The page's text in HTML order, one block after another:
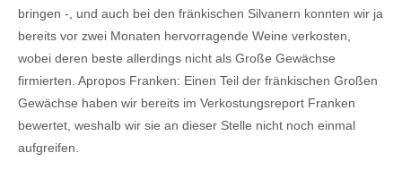
bringen -, und auch bei den fränkischen Silvanern konnten wir ja
bereits vor zwei Monaten hervorragende Weine verkosten,
wobei deren beste allerdings nicht als Große Gewächse
firmierten. Apropos Franken: Einen Teil der fränkischen Großen
Gewächse haben wir bereits im Verkostungsreport Franken
bewertet, weshalb wir sie an dieser Stelle nicht noch einmal
aufgreifen.